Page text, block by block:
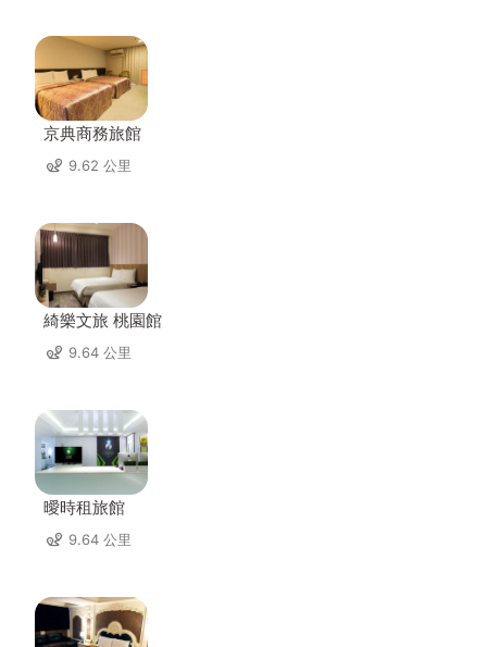
京典商務旅館
9.62 公里
綺樂文旅 桃園館
9.64 公里
曖時租旅館
9.64 公里